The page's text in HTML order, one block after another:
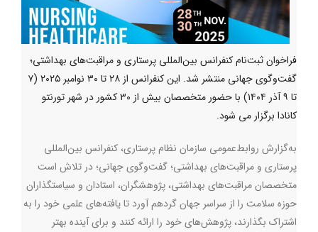
فراخوان ثبت‌نام کنفرانس بین‌المللی پرستاری و مراقبت‌های بهداشتی؛
گفت‌وگوی جهانی منتشر شد. این کنفرانس از ۲۸ تا ۳۰ نوامبر ۲۰۲۵ (۷
تا ۹ آذر ۱۴۰۴) با حضور متخصصان بیش از ۳۰ کشور در شهر تورنتو
کانادا برگزار می شود.
به‌گزارش روابط‌عمومی سازمان نظام پرستاری، کنفرانس بین‌المللی
پرستاری و مراقبت‌های بهداشتی؛ گفت‌وگوی جهانی؛ در تلاش است
متخصصان مراقبت‌های بهداشتی، پژوهشگران، استادان و سیاستگذاران
حوزه سلامت را از سراسر جهان گردهم ‌آورد تا یافته‌های علمی خود را به
اشتراک بگذارند، پژوهش‌های خود را ارائه کنند و برای آینده بهتر